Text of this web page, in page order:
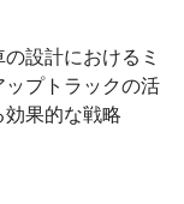
設計におけるミ
ップトラックの活
果的な戦略